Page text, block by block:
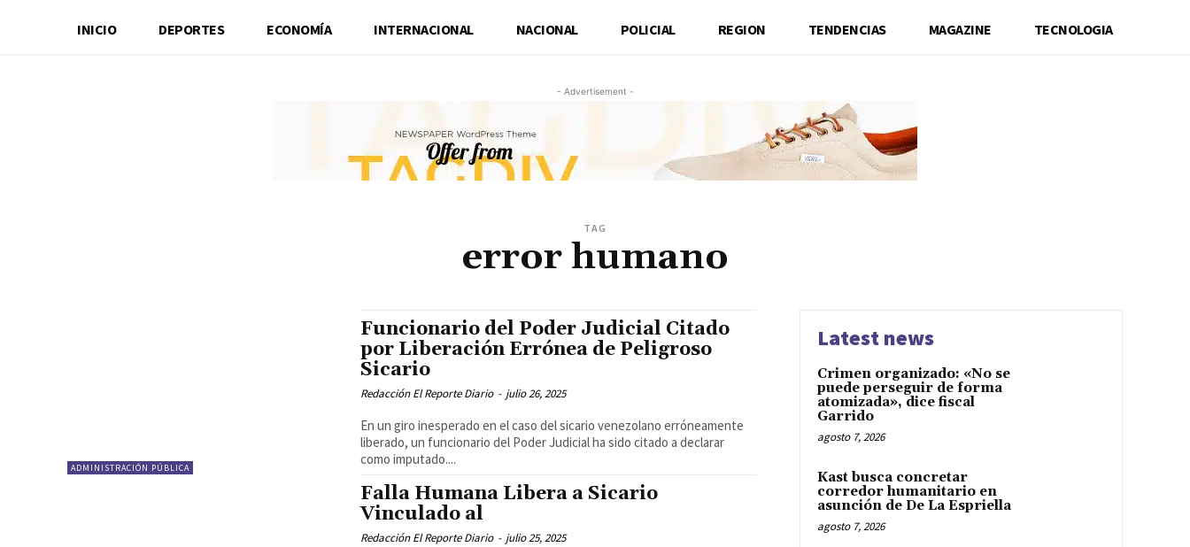
INICIO DEPORTES ECONOMÍA INTERNACIONAL NACIONAL POLICIAL REGION TENDENCIAS MAGAZINE TECNOLOGIA
- Advertisement -
TAG
error humano
ADMINISTRACIÓN PÚBLICA
Funcionario del Poder Judicial Citado
por Liberación Errónea de Peligroso
Sicario
Redacción El Reporte Diario - julio 26, 2025
En un giro inesperado en el caso del sicario venezolano erróneamente
liberado, un funcionario del Poder Judicial ha sido citado a declarar
como imputado....
Falla Humana Libera a Sicario
Vinculado al
Redacción El Reporte Diario - julio 25, 2025
Latest news
Crimen organizado: «No se
puede perseguir de forma
atomizada», dice fiscal
Garrido
agosto 7, 2026
Kast busca concretar
corredor humanitario en
asunción de De La Espriella
agosto 7, 2026